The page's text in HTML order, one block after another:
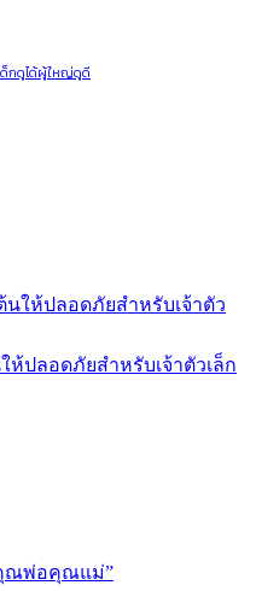
ด็กดูได้ผู้ใหญ่ดูดี
ห้ปลอดภัยสำหรับเจ้าตัวเล็ก